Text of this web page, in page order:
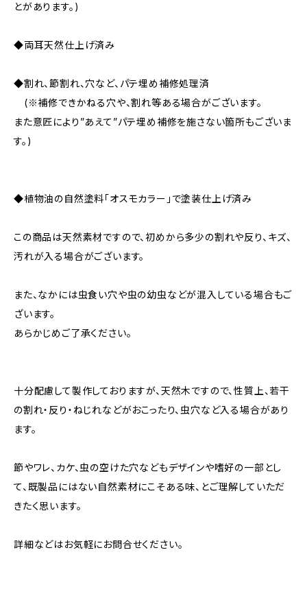
とがあります。)
◆両耳天然仕上げ済み
◆割れ、節割れ、穴など、パテ埋め補修処理済
(※補修できかねる穴や、割れ等ある場合がございます。
また意匠により”あえて”パテ埋め補修を施さない箇所もございま
す。)
◆植物油の自然塗料「オスモカラー」で塗装仕上げ済み
この商品は天然素材ですので、初めから多少の割れや反り、キズ、
汚れが入る場合がございます。
また、なかには虫食い穴や虫の幼虫などが混入している場合もご
ざいます。
あらかじめご了承ください。
十分配慮して製作しておりますが、天然木ですので、性質上、若干
の割れ・反り・ねじれなどがおこったり、虫穴など入る場合があり
ます。
節やワレ、カケ、虫の空けた穴などもデザインや嗜好の一部とし
て、既製品にはない自然素材にこそある味、とご理解していただ
きたく思います。
詳細などはお気軽にお問合せください。